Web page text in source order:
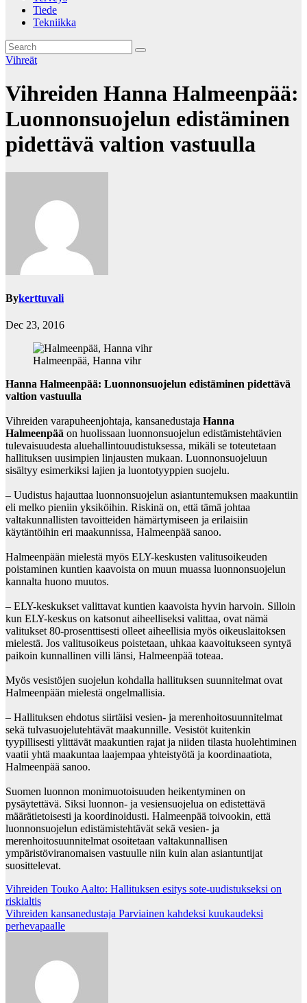
Tiede
Tekniikka
Vihreät
Vihreiden Hanna Halmeenpää:
Luonnonsuojelun edistäminen
pidettävä valtion vastuulla
Bykerttuvali
Dec 23, 2016
Halmeenpää, Hanna vihr
Hanna Halmeenpää: Luonnonsuojelun edistäminen pidettävä
valtion vastuulla
Vihreiden varapuheenjohtaja, kansanedustaja Hanna
Halmeenpää on huolissaan luonnonsuojelun edistämistehtävien
tulevaisuudesta aluehallintouudistuksessa, mikäli se toteutetaan
hallituksen uusimpien linjausten mukaan. Luonnonsuojeluun
sisältyy esimerkiksi lajien ja luontotyyppien suojelu.
– Uudistus hajauttaa luonnonsuojelun asiantuntemuksen maakuntiin
eli melko pieniin yksiköihin. Riskinä on, että tämä johtaa
valtakunnallisten tavoitteiden hämärtymiseen ja erilaisiin
käytäntöihin eri maakunnissa, Halmeenpää sanoo.
Halmeenpään mielestä myös ELY-keskusten valitusoikeuden
poistaminen kuntien kaavoista on muun muassa luonnonsuojelun
kannalta huono muutos.
– ELY-keskukset valittavat kuntien kaavoista hyvin harvoin. Silloin
kun ELY-keskus on katsonut aiheelliseksi valittaa, ovat nämä
valitukset 80-prosenttisesti olleet aiheellisia myös oikeuslaitoksen
mielestä. Jos valitusoikeus poistetaan, uhkaa kaavoitukseen syntyä
paikoin kunnallinen villi länsi, Halmeenpää toteaa.
Myös vesistöjen suojelun kohdalla hallituksen suunnitelmat ovat
Halmeenpään mielestä ongelmallisia.
– Hallituksen ehdotus siirtäisi vesien- ja merenhoitosuunnitelmat
sekä tulvasuojelutehtävät maakunnille. Vesistöt kuitenkin
tyypillisesti ylittävät maakuntien rajat ja niiden tilasta huolehtiminen
vaatii yhtä maakuntaa laajempaa yhteistyötä ja koordinaatiota,
Halmeenpää sanoo.
Suomen luonnon monimuotoisuuden heikentyminen on
pysäytettävä. Siksi luonnon- ja vesiensuojelua on edistettävä
määrätietoisesti ja koordinoidusti. Halmeenpää toivookin, että
luonnonsuojelun edistämistehtävät sekä vesien- ja
merenhoitosuunnitelmat osoitetaan valtakunnallisen
ympäristöviranomaisen vastuulle niin kuin alan asiantuntijat
suosittelevat.
Post
navigation
Vihreiden Touko Aalto: Hallituksen esitys sote-uudistukseksi on
riskialtis
Vihreiden kansanedustaja Parviainen kahdeksi kuukaudeksi
perhevapaalle